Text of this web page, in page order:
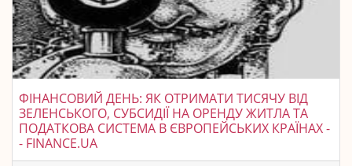
ФІНАНСОВИЙ ДЕНЬ: ЯК ОТРИМАТИ ТИСЯЧУ ВІД
ЗЕЛЕНСЬКОГО, СУБСИДІЇ НА ОРЕНДУ ЖИТЛА ТА
ПОДАТКОВА СИСТЕМА В ЄВРОПЕЙСЬКИХ КРАЇНАХ -
- FINANCE.UA